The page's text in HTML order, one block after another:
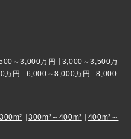
～3,000万円
3,000～3,500万
万円 6,000～8,000万円
8,000
300m²～400m²
400m²～